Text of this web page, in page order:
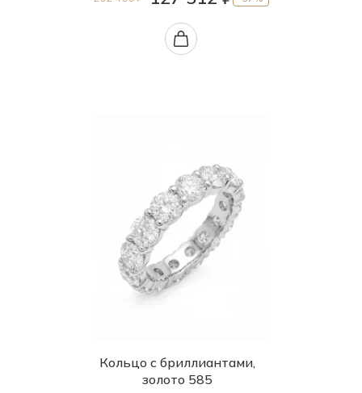
Кольцо с бриллиантами,
золото 585